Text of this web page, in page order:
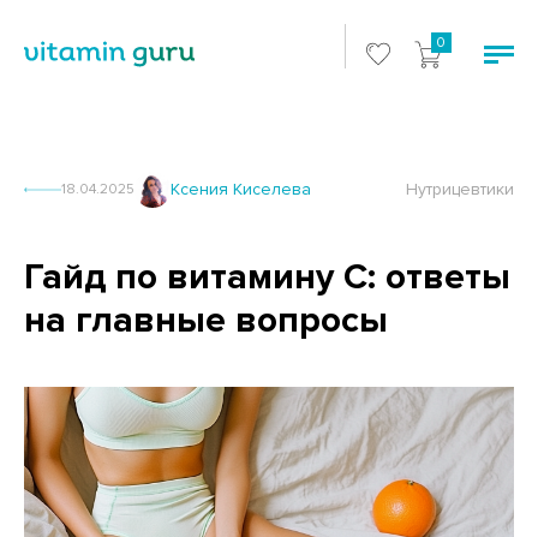
0
18.04.2025 Ксения Киселева Нутрицевтики
Гайд по витамину C: ответы
на главные вопросы